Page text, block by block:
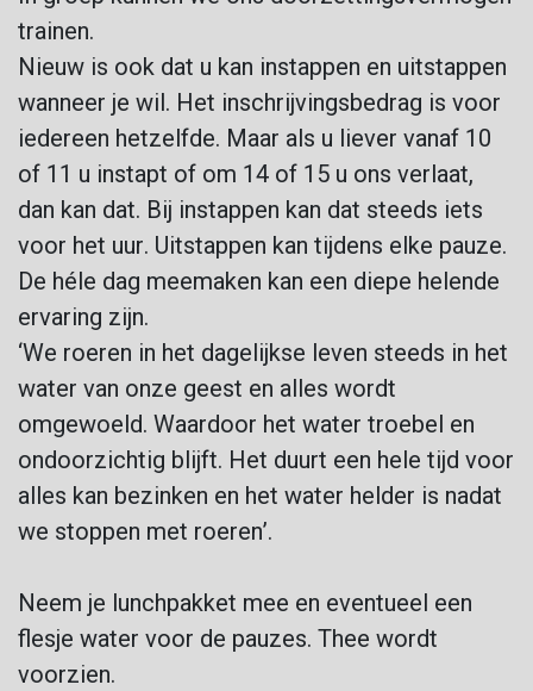
trainen.
Nieuw is ook dat u kan instappen en uitstappen
wanneer je wil. Het inschrijvingsbedrag is voor
iedereen hetzelfde. Maar als u liever vanaf 10
of 11 u instapt of om 14 of 15 u ons verlaat,
dan kan dat. Bij instappen kan dat steeds iets
voor het uur. Uitstappen kan tijdens elke pauze.
De héle dag meemaken kan een diepe helende
ervaring zijn.
‘We roeren in het dagelijkse leven steeds in het
water van onze geest en alles wordt
omgewoeld. Waardoor het water troebel en
ondoorzichtig blijft. Het duurt een hele tijd voor
alles kan bezinken en het water helder is nadat
we stoppen met roeren’.
Neem je lunchpakket mee en eventueel een
flesje water voor de pauzes. Thee wordt
voorzien.